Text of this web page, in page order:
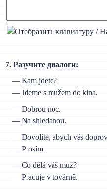
7. Разучите диалоги:
— Kam jdete?
— Jdeme s mužem do kina.
— Dobrou noc.
— Na shledanou.
— Dovolíte, abych vás
— Prosím.
— Co dělá váš muž?
— Pracuje v továrně.